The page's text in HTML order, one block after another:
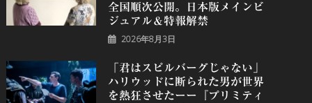
全国順次公開。日本版メインビ
ジュアル＆特報解禁
2026年8月3日
「君はスピルバーグじゃない」
ハリウッドに断られた男が世界
を熱狂させたーー『プリミティ